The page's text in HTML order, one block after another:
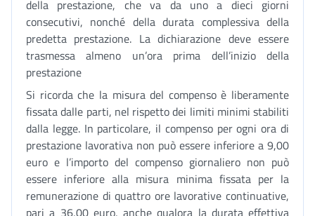
della prestazione, che va da uno a dieci giorni
consecutivi, nonché della durata complessiva della
predetta prestazione. La dichiarazione deve essere
trasmessa almeno un’ora prima dell’inizio della
prestazione
Si ricorda che la misura del compenso è liberamente
fissata dalle parti, nel rispetto dei limiti minimi stabiliti
dalla legge. In particolare, il compenso per ogni ora di
prestazione lavorativa non può essere inferiore a 9,00
euro e l’importo del compenso giornaliero non può
essere inferiore alla misura minima fissata per la
remunerazione di quattro ore lavorative continuative,
pari a 36,00 euro, anche qualora la durata effettiva